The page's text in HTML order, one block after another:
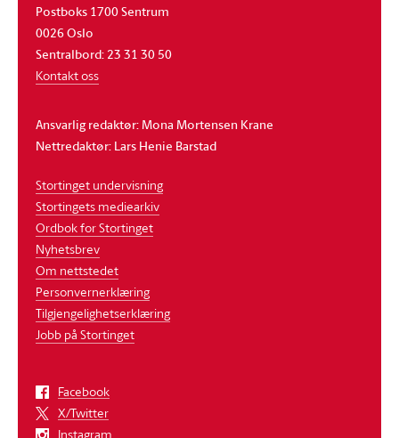
Postboks 1700 Sentrum
0026 Oslo
Sentralbord: 23 31 30 50
Kontakt oss
Ansvarlig redaktør: Mona Mortensen Krane
Nettredaktør: Lars Henie Barstad
Stortinget undervisning
Stortingets mediearkiv
Ordbok for Stortinget
Nyhetsbrev
Om nettstedet
Personvernerklæring
Tilgjengelighetserklæring
Jobb på Stortinget
Facebook
X/Twitter
Instagram